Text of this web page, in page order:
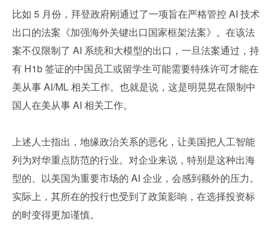
比如 5 月份，拜登政府刚通过了一项旨在严格管控 AI 技术
出口的法案《加强海外关键出口国家框架法案》。在该法
案不仅限制了 AI 系统和大模型的出口，一旦法案通过，持
有 H1b 签证的中国员工或留学生可能需要特殊许可才能在
美从事 AI/ML 相关工作。也就是说，这是明晃晃在限制中
国人在美从事 AI 相关工作。
上述人士指出，地缘政治关系的恶化，让美国把人工智能
列为对华重点防范的行业。对企业来说，特别是这种出海
型的、以美国为重要市场的 AI 企业，会感到额外的压力。
实际上，其所在的投行也受到了政策影响，在选择投资标
的时变得更加谨慎。